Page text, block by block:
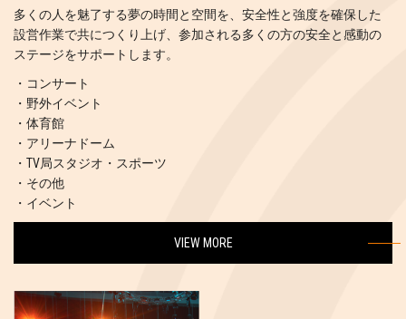
多くの人を魅了する夢の時間と空間を、安全性と強度を確保した
設営作業で共につくり上げ、参加される多くの方の安全と感動の
ステージをサポートします。
・コンサート
・野外イベント
・体育館
・アリーナドーム
・TV局スタジオ・スポーツ
・その他
・イベント
VIEW MORE